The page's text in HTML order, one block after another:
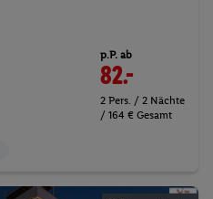
p.P. ab
82.-
2 Pers. / 2 Nächte
/ 164 € Gesamt